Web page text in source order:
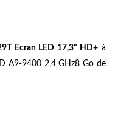
Ecran LED 17,3" HD+ à
A9-9400 2,4 GHz8 Go de